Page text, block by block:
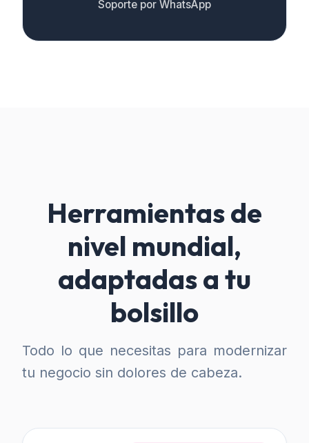
Soporte por WhatsApp
Herramientas de
nivel mundial,
adaptadas a tu
bolsillo
Todo lo que necesitas para modernizar
tu negocio sin dolores de cabeza.